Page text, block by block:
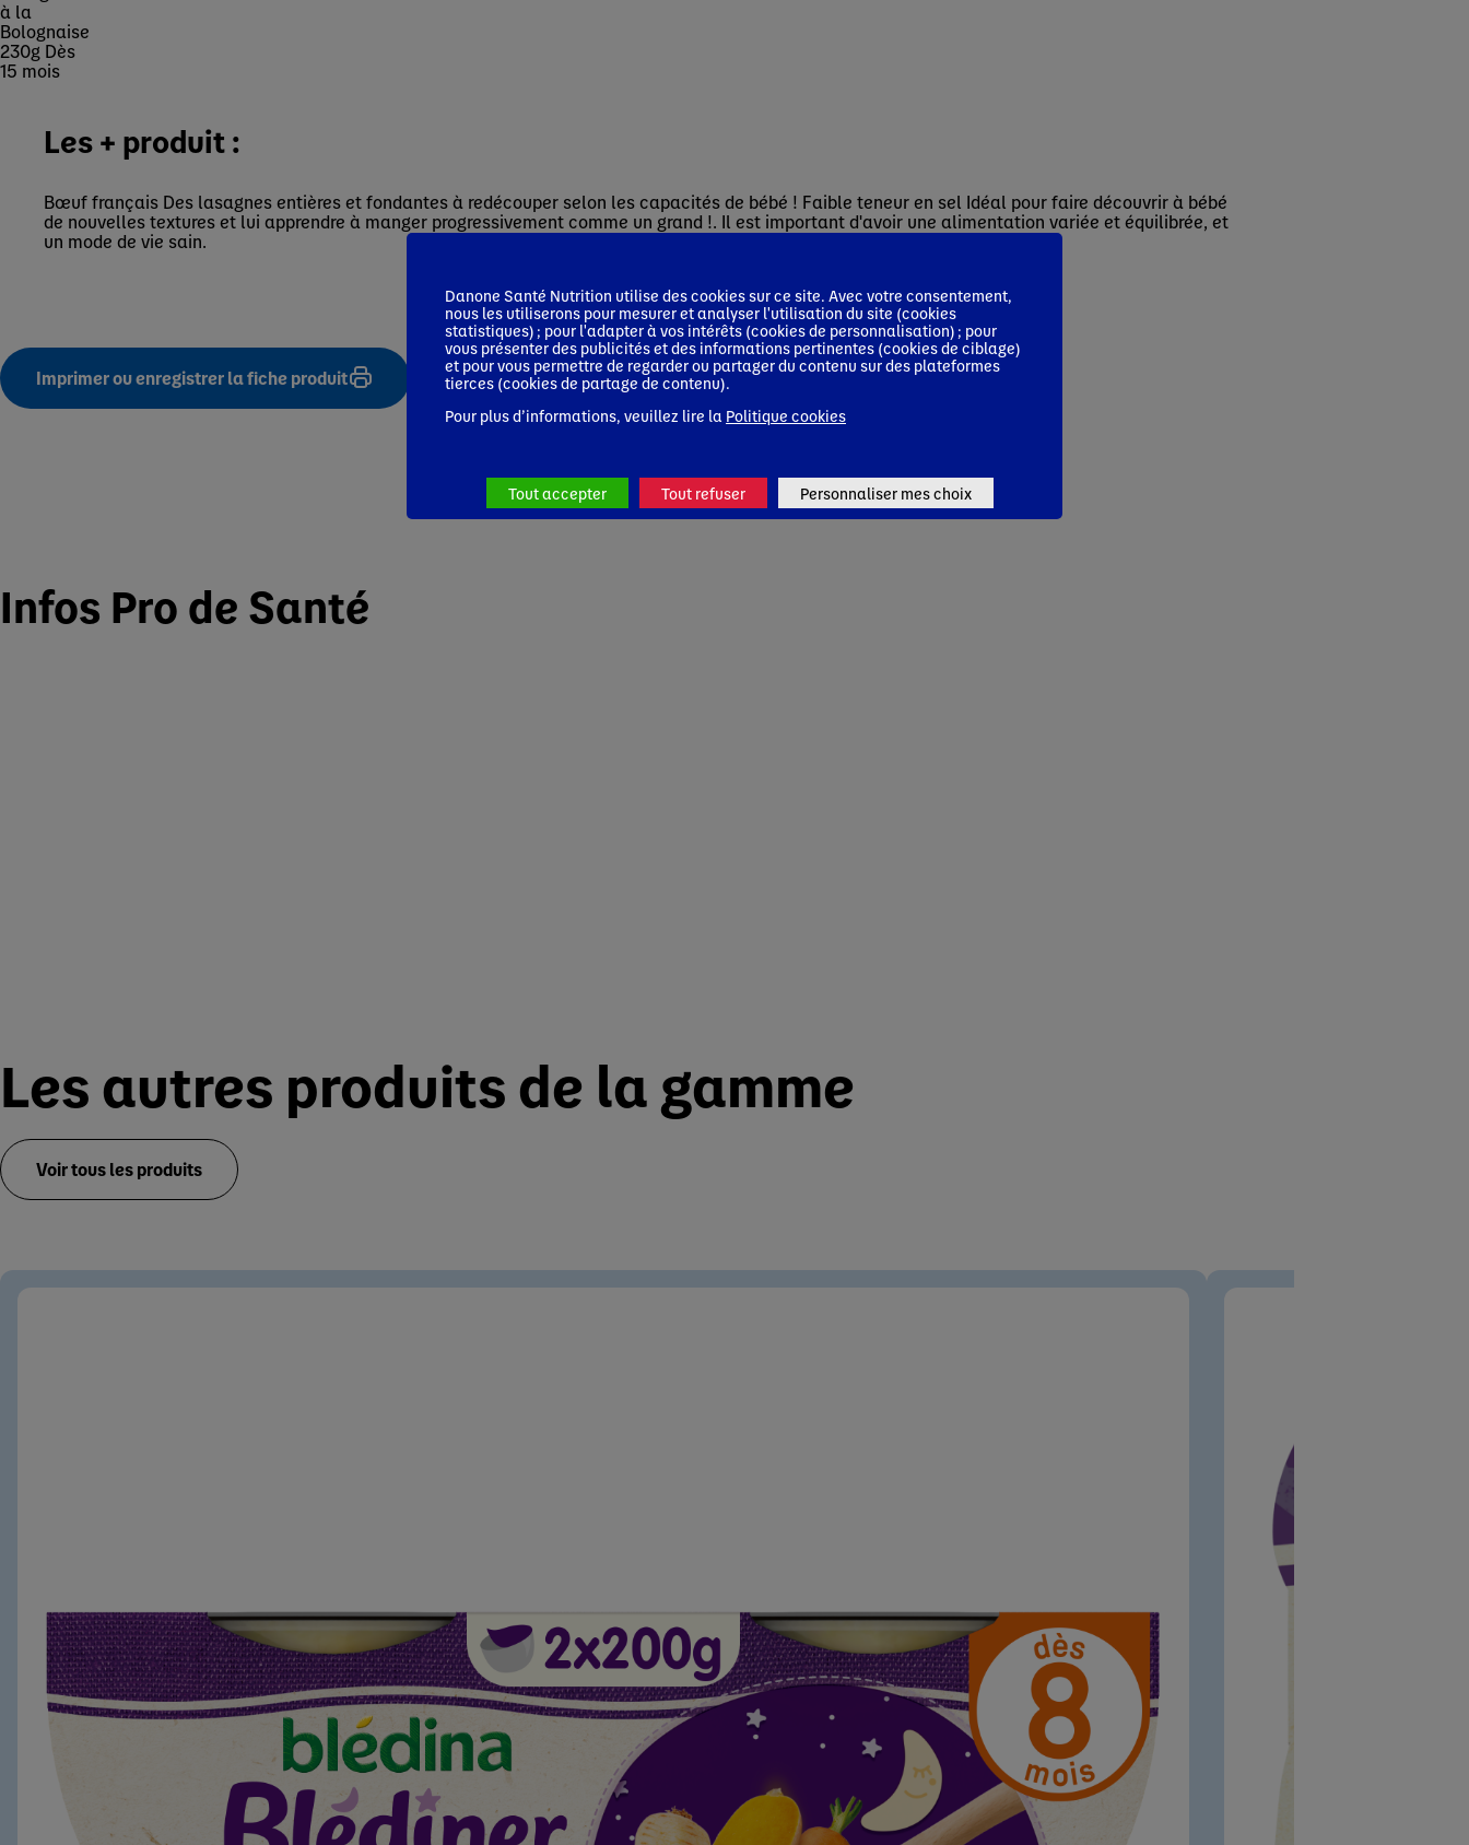
Les + produit :
Bœuf français Des lasagnes entières et fondantes à redécouper selon les capacités de bébé ! Faible teneur en sel Idéal pour faire découvrir à bébé
de nouvelles textures et lui apprendre à manger progressivement comme un grand !. Il est important d'avoir une alimentation variée et équilibrée, et
un mode de vie sain.
Imprimer ou enregistrer la fiche produit
Infos Pro de Santé
Les autres produits de la gamme
Voir tous les produits
Danone Santé Nutrition utilise des cookies sur ce site. Avec votre consentement,
nous les utiliserons pour mesurer et analyser l'utilisation du site (cookies
statistiques) ; pour l'adapter à vos intérêts (cookies de personnalisation) ; pour
vous présenter des publicités et des informations pertinentes (cookies de ciblage)
et pour vous permettre de regarder ou partager du contenu sur des plateformes
tierces (cookies de partage de contenu).
Pour plus d’informations, veuillez lire la Politique cookies
Tout accepter Tout refuser Personnaliser mes choix